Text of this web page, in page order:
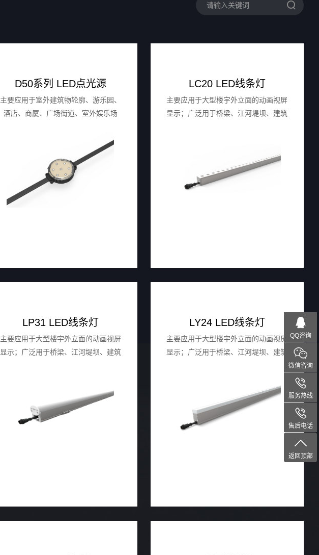
D50系列 LED点光源
主要应⽤于室外建筑物轮廓、游乐园、
酒店、商厦、⼴场街道、室外娱乐场
LC20 LED线条灯
主要应⽤于⼤型楼宇外⽴⾯的动画视屏
显示；⼴泛⽤于桥梁、江河堤坝、建筑
LP31 LED线条灯
主要应⽤于⼤型楼宇外⽴⾯的动画视屏
显示；⼴泛⽤于桥梁、江河堤坝、建筑
LY24 LED线条灯
主要应⽤于⼤型楼宇外⽴⾯的动画视屏
显示；⼴泛⽤于桥梁、江河堤坝、建筑
QQ咨询
微信咨询
服务热线
售后电话
返回顶部